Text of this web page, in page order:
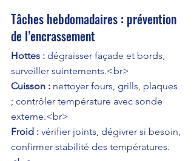
Tâches hebdomadaires : prévention
de l’encrassement
Hottes : dégraisser façade et bords,
Cuisson : nettoyer fours, grills, plaques
; contrôler température avec sonde
Froid : vérifier joints, dégivrer si besoin,
confirmer stabilité des températures.